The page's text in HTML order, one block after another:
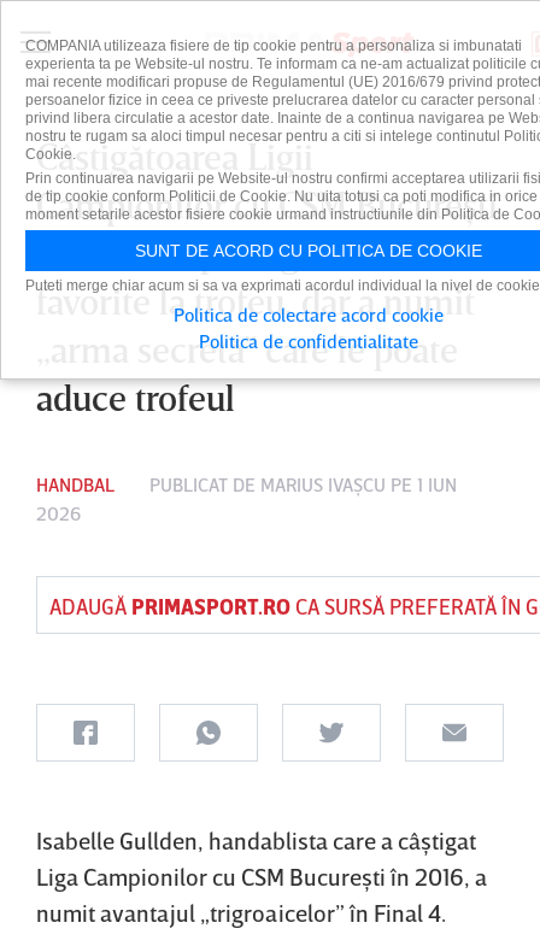
Câştigătoarea Ligii
Campionilor cu CSM Bucureşti
nu le vede pe „tigroaice”
favorite la trofeu, dar a numit
„arma secretă” care le poate
aduce trofeul
HANDBAL PUBLICAT DE MARIUS IVAŞCU PE 1 IUN
2026
ADAUGĂ PRIMASPORT.ROCA SURSĂ PREFERATĂ ÎN
Isabelle Gullden, handablista care a câştigat
Liga Campionilor cu CSM Bucureşti în 2016, a
numit avantajul „trigroaicelor” în Final 4.
COMPANIA utilizeaza fisiere de tip cookie pentru a personaliza si imbunatati
experienta ta pe Website-ul nostru. Te informam ca ne-am actualizat politicile
mai recente modificari propuse de Regulamentul (UE) 2016/679 privind
persoanelor fizice in ceea ce priveste prelucrarea datelor cu caracter personal
privind libera circulatie a acestor date. Inainte de a continua navigarea pe
nostru te rugam sa aloci timpul necesar pentru a citi si intelege continutul
Cookie.
Prin continuarea navigarii pe Website-ul nostru confirmi acceptarea utilizarii
de tip cookie conform Politicii de Cookie. Nu uita totusi ca poti modifica in orice
moment setarile acestor fisiere cookie urmand instructiunile din Politica de
SUNT DE ACORD CU POLITICA DE COOKIE
Puteti merge chiar acum si sa va exprimati acordul individual la nivel de
Politica de colectare acord cookie
Politica de confidentialitate